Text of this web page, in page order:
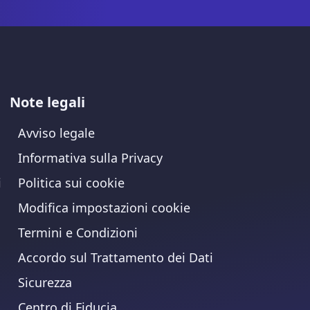
Note legali
Avviso legale
Informativa sulla Privacy
Politica sui cookie
Modifica impostazioni cookie
Termini e Condizioni
Accordo sul Trattamento dei Dati
Sicurezza